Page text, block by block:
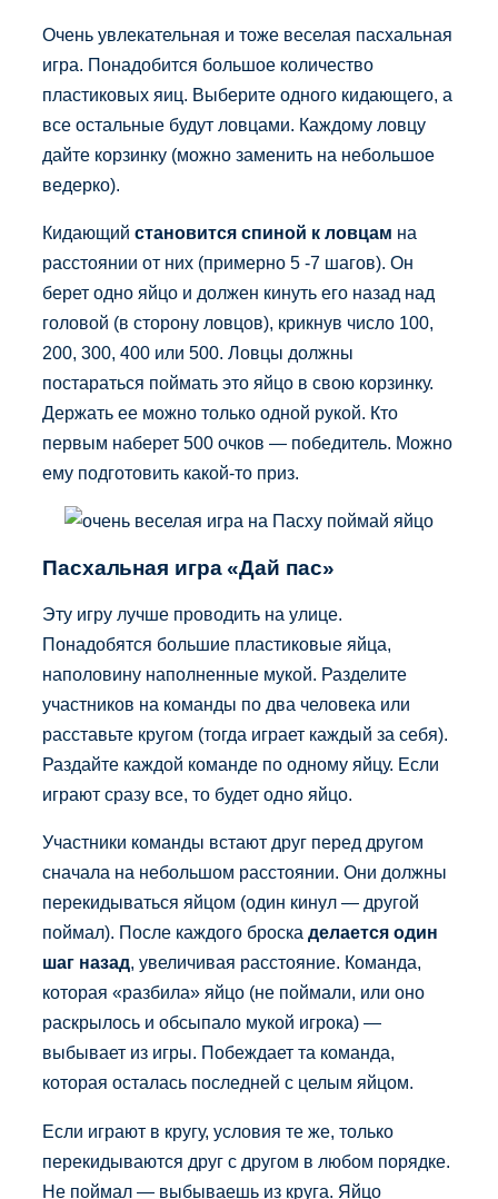
Очень увлекательная и тоже веселая пасхальная
игра. Понадобится большое количество
пластиковых яиц. Выберите одного кидающего, а
все остальные будут ловцами. Каждому ловцу
дайте корзинку (можно заменить на небольшое
ведерко).
Кидающий становится спиной к ловцам на
расстоянии от них (примерно 5 -7 шагов). Он
берет одно яйцо и должен кинуть его назад над
головой (в сторону ловцов), крикнув число 100,
200, 300, 400 или 500. Ловцы должны
постараться поймать это яйцо в свою корзинку.
Держать ее можно только одной рукой. Кто
первым наберет 500 очков — победитель. Можно
ему подготовить какой-то приз.
Пасхальная игра «Дай пас»
Эту игру лучше проводить на улице.
Понадобятся большие пластиковые яйца,
наполовину наполненные мукой. Разделите
участников на команды по два человека или
расставьте кругом (тогда играет каждый за себя).
Раздайте каждой команде по одному яйцу. Если
играют сразу все, то будет одно яйцо.
Участники команды встают друг перед другом
сначала на небольшом расстоянии. Они должны
перекидываться яйцом (один кинул — другой
поймал). После каждого броска делается один
шаг назад, увеличивая расстояние. Команда,
которая «разбила» яйцо (не поймали, или оно
раскрылось и обсыпало мукой игрока) —
выбывает из игры. Побеждает та команда,
которая осталась последней с целым яйцом.
Если играют в кругу, условия те же, только
перекидываются друг с другом в любом порядке.
Не поймал — выбываешь из круга. Яйцо